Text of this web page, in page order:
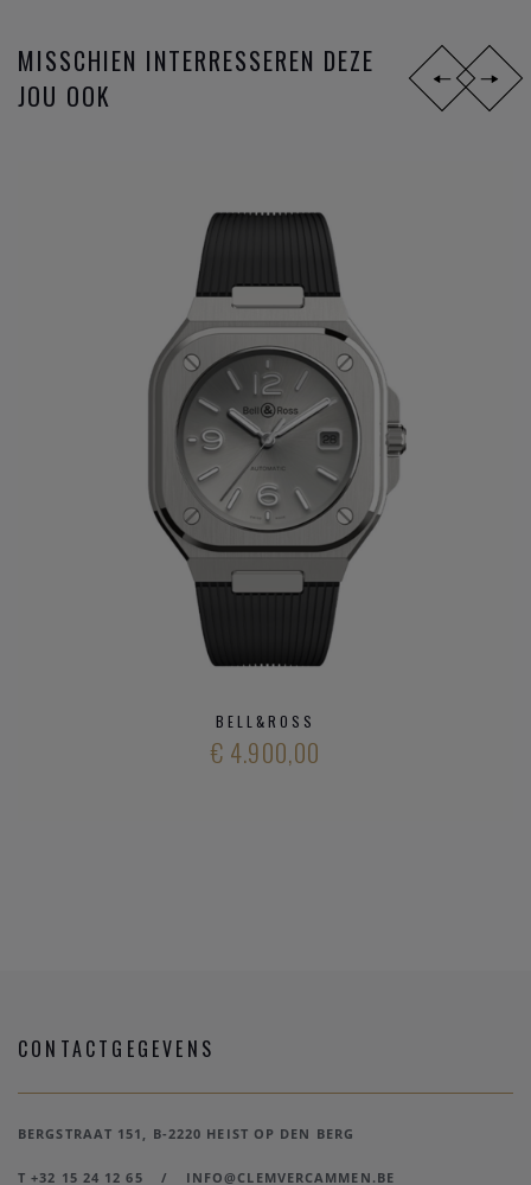
MISSCHIEN INTERRESSEREN DEZE
JOU OOK
BELL&ROSS
€ 4.900,00
CONTACTGEGEVENS
BERGSTRAAT 151, B-2220 HEIST OP DEN BERG
T +32 15 24 12 65 / INFO@CLEMVERCAMMEN.BE